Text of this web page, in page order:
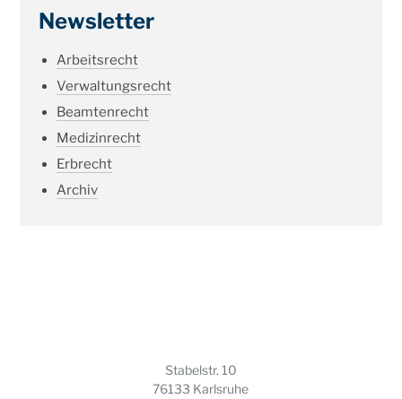
Newsletter
Arbeitsrecht
Verwaltungsrecht
Beamtenrecht
Medizinrecht
Erbrecht
Archiv
Stabelstr. 10
76133 Karlsruhe